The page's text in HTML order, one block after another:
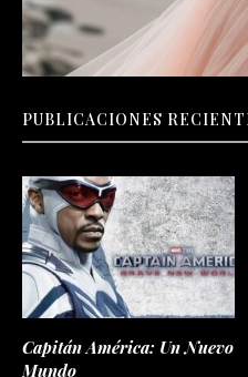
PUBLICACIONES
Capitán América: Un Nuevo
Mundo